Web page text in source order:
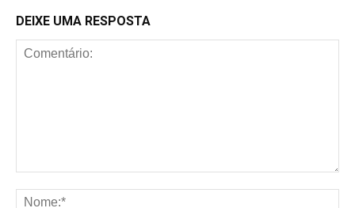
DEIXE UMA RESPOSTA